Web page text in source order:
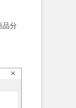
品分